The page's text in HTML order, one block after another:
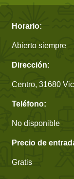
Horario:
Abierto siempre
Dirección:
Centro, 31680
Teléfono:
No disponible
Precio de
Gratis